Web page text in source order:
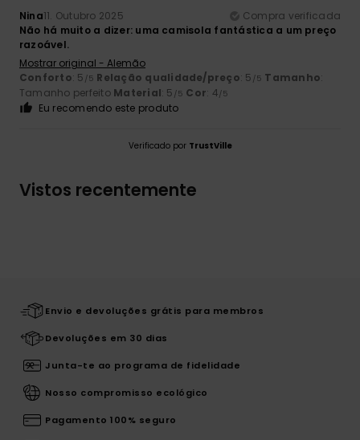
Nina11. Outubro 2025
Compra verificada
Não há muito a dizer: uma camisola fantástica a um preço
razoável.
Mostrar original - Alemão
Conforto: 5 /5 Relação qualidade/preço: 5 /5 Tamanho:
Tamanho perfeito Material: 5 /5 Cor: 4/5
Eu recomendo este produto
Verificado por TrustVille
Vistos recentemente
Envio e devoluções grátis para membros
Devoluções em 30 dias
Junta-te ao programa de fidelidade
Nosso compromisso ecológico
Pagamento 100% seguro